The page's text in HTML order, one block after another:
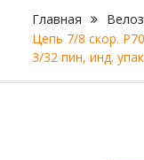
Главная
Цепь 7/8 скор.
3/32 пин, инд.